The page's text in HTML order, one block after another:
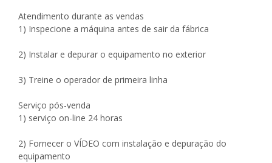
Atendimento durante as vendas
1) Inspecione a máquina antes de sair da fábrica
2) Instalar e depurar o equipamento no exterior
3) Treine o operador de primeira linha
Serviço pós-venda
1) serviço on-line 24 horas
2) Fornecer o VÍDEO com instalação e depuração do
equipamento